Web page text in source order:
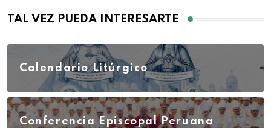
TAL VEZ PUEDA INTERESARTE
Calendario Litúrgico
Conferencia Episcopal Peruana